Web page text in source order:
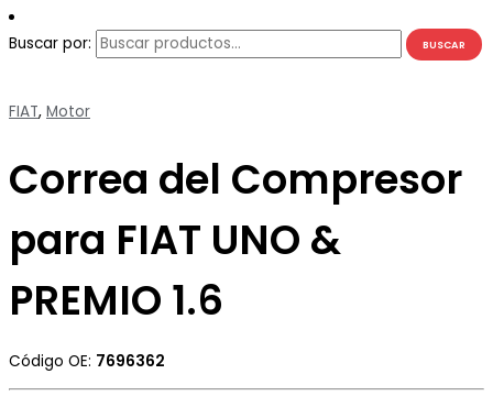
Buscar por: BUSCAR
FIAT, Motor
Correa del Compresor
para FIAT UNO &
PREMIO 1.6
Código OE: 7696362